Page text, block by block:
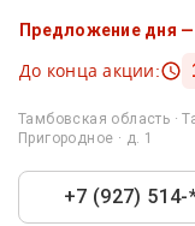
Предложение дня —
До конца акции:
Тамбовская область ·
Пригородное · д. 1
+7 (927)